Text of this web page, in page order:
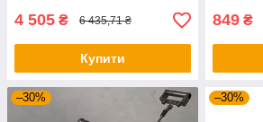
4 505 ₴ 6 435,71 ₴
Купити
849 ₴
–30% –30%